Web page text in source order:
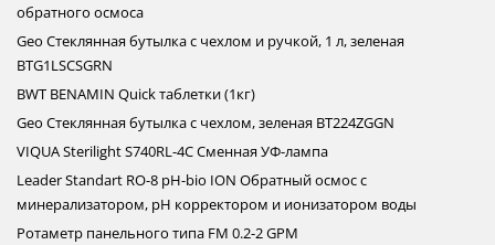
обратного осмоса
Geo Стеклянная бутылка с чехлом и ручкой, 1 л, зеленая
BTG1LSCSGRN
BWT BENAMIN Quick таблетки (1кг)
Geo Стеклянная бутылка с чехлом, зеленая BT224ZGGN
VIQUA Sterilight S740RL-4C Сменная УФ-лампа
Leader Standart RO-8 pH-bio ION Обратный осмос с
минерализатором, рН корректором и ионизатором воды
Ротаметр панельного типа FM 0.2-2 GPM